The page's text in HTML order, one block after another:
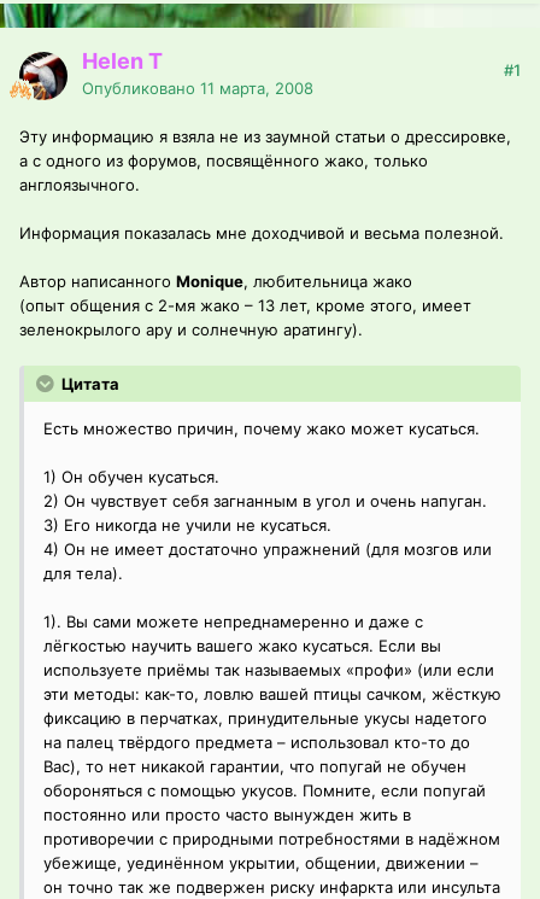
Helen T
Опубликовано 11 марта, 2008
#1
Эту информацию я взяла не из заумной статьи о дрессировке,
а с одного из форумов, посвящённого жако, только
англоязычного.
Информация показалась мне доходчивой и весьма полезной.
Автор написанного Monique, любительница жако
(опыт общения с 2-мя жако – 13 лет, кроме этого, имеет
зеленокрылого ару и солнечную аратингу).
Цитата
Есть множество причин, почему жако может кусаться.
1) Он обучен кусаться.
2) Он чувствует себя загнанным в угол и очень напуган.
3) Его никогда не учили не кусаться.
4) Он не имеет достаточно упражнений (для мозгов или
для тела).
1). Вы сами можете непреднамеренно и даже с
лёгкостью научить вашего жако кусаться. Если вы
используете приёмы так называемых «профи» (или если
эти методы: как-то, ловлю вашей птицы сачком, жёсткую
фиксацию в перчатках, принудительные укусы надетого
на палец твёрдого предмета – использовал кто-то до
Вас), то нет никакой гарантии, что попугай не обучен
обороняться с помощью укусов. Помните, если попугай
постоянно или просто часто вынужден жить в
противоречии с природными потребностями в надёжном
убежище, уединённом укрытии, общении, движении –
он точно так же подвержен риску инфаркта или инсульта